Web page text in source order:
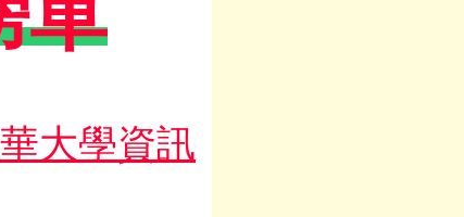
大學資訊